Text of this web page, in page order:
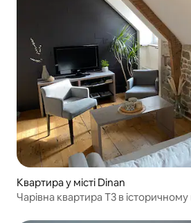
Квартира у місті Dinan
Чарівна квартира T3 в історичному